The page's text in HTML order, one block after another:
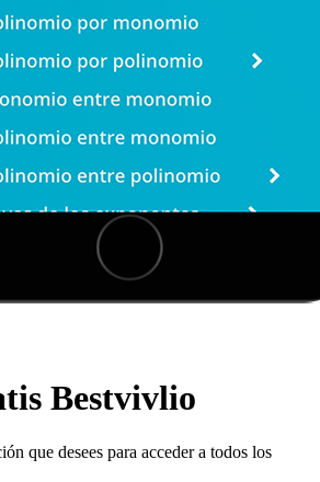
Bestvivlio
que desees para acceder a todos los